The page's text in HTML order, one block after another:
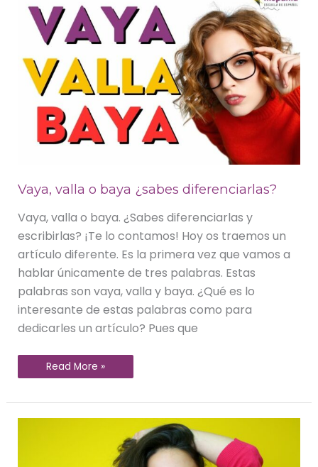
Vaya, valla o baya ¿sabes diferenciarlas?
Vaya, valla o baya. ¿Sabes diferenciarlas y
escribirlas? ¡Te lo contamos! Hoy os traemos un
artículo diferente. Es la primera vez que vamos a
hablar únicamente de tres palabras. Estas
palabras son vaya, valla y baya. ¿Qué es lo
interesante de estas palabras como para
dedicarles un artículo? Pues que
o
baya
¿sabes
diferenciarlas?
Read More »
Entrevista